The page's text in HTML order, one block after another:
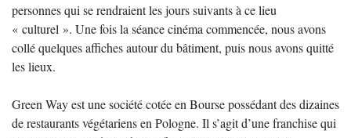
personnes qui se rendraient les jours suivants à ce lieu
« culturel ». Une fois la séance cinéma commencée, nous avons
collé quelques affiches autour du bâtiment, puis nous avons quitté
les lieux.
Green Way est une société cotée en Bourse possédant des dizaines
de restaurants végétariens en Pologne. Il s’agit d’une franchise qui